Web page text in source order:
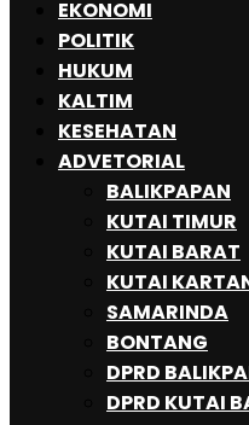
EKONOMI
POLITIK
HUKUM
KALTIM
KESEHATAN
ADVETORIAL
BALIKPAPAN
KUTAI TIMUR
KUTAI BARAT
KUTAI
SAMARINDA
BONTANG
DPRD
DPRD KUTAI